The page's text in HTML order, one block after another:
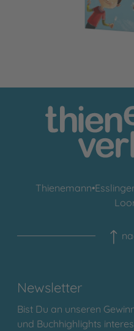
Thienemann•
Newsletter
Bist Du an unseren
und Buchhighlights